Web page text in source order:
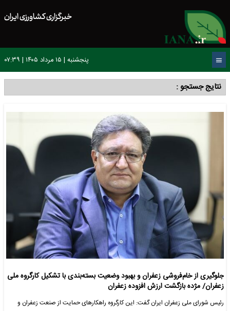
خبرگزاری کشاورزی ایران
پنجشنبه | ۱۵ مرداد ۱۴۰۵ | ۰۷:۳۹
نتایج جستجو :
جلوگیری از خام‌فروشی‌ زعفران و بهبود وضعیت بسته‌بندی با تشکیل کارگروه ملی
زعفران/ مژده بازگشت ارزش افزوده زعفران
رئیس شورای ملی زعفران ایران گفت: این کارگروه راهکارهای حمایت از صنعت زعفران و